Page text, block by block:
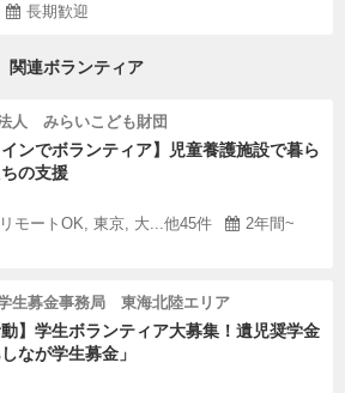
長期歓迎
関連ボランティア
人 みらいこども財団
インでボランティア】児童養護施設で暮ら
の支援
モートOK, 東京, 大...他45件
2年間~
生募金事務局 東海北陸エリア
動】学生ボランティア大募集！遺児奨学金
なが学生募金」